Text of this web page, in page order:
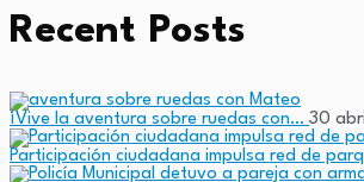
Recent Posts
¡Vive la aventura sobre ruedas con… 30
Participación ciudadana impulsa red de